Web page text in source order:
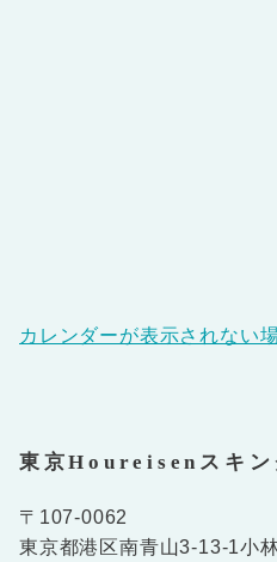
カレンダーが表示されない
東京Houreisenスキン
〒107-0062
東京都港区南青山3-13-1小